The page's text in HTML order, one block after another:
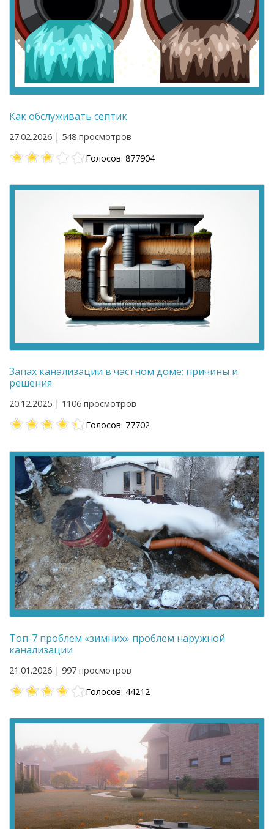
Как обслуживать септик
27.02.2026 | 548 просмотров
Голосов: 877904
Запах канализации в частном доме: причины и
решения
20.12.2025 | 1106 просмотров
Голосов: 77702
Топ-7 проблем «зимних» проблем наружной
канализации
21.01.2026 | 997 просмотров
Голосов: 44212